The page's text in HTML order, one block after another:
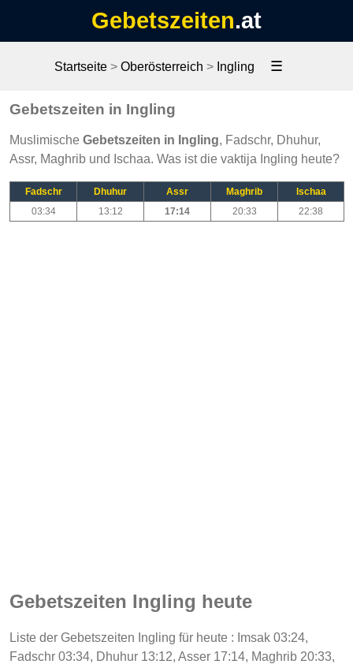
Gebetszeiten.at
Startseite > Oberösterreich > Ingling ☰
Gebetszeiten in Ingling
Muslimische Gebetszeiten in Ingling, Fadschr, Dhuhur,
Assr, Maghrib und Ischaa. Was ist die vaktija Ingling heute?
Fadschr Dhuhur Assr Maghrib
Ischaa
03:34
13:12 17:14 20:33 22:38
Gebetszeiten Ingling heute
Liste der Gebetszeiten Ingling für heute : Imsak 03:24,
Fadschr 03:34, Dhuhur 13:12, Asser 17:14, Maghrib 20:33,